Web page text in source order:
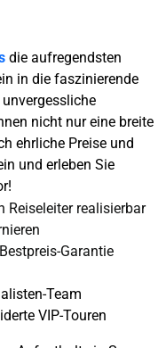
die aufregendsten
in die faszinierende
nicht nur eine breite
ehrliche Preise und
und erleben Sie
Reiseleiter realisierbar
Bestpreis-Garantie
Team
VIP-Touren